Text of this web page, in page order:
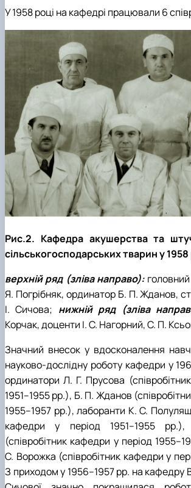
У 1958 році на кафедрі працювали 6
Рис.2. Кафедра акушерства та
сільськогосподарських тварин у 1958
верхній ряд (зліва направо): головний
Я. Погрібняк, ординатор Б. П. Жданов,
І. Сичова; нижній ряд (зліва
Корчак, доценти І. С. Нагорний, С. П.
Значний внесок у вдосконалення
науково-дослідну роботу кафедри у
ординатори Л. Г. Прусова
1951–1955 рр.), Б. П. Жданов
1955–1957 рр.), лаборанти К. С.
кафедри у період 1951–1955
(співробітник кафедри у період
С. Ворожка (співробітник кафедри у
З приходом у 1956–1957 рр. на кафедру